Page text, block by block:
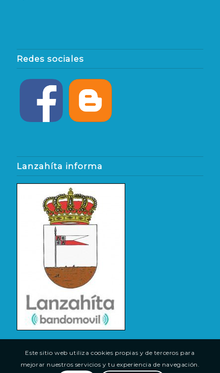
Redes sociales
Lanzahíta informa
Este sitio web utiliza cookies propias y de terceros para
mejorar nuestros servicios y tu experiencia de navegación.